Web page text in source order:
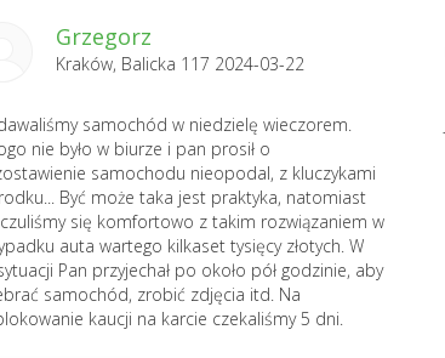
Grzegorz
Kraków, Balicka 117 2024-03-22
samochód w niedzielę wieczorem.
nie było w biurze i pan prosił o
samochodu nieopodal, z kluczykami
Być może taka jest praktyka, natomiast
się komfortowo z takim rozwiązaniem w
auta wartego kilkaset tysięcy złotych. W
Pan przyjechał po około pół godzinie, aby
samochód, zrobić zdjęcia itd. Na
kaucji na karcie czekaliśmy 5 dni.